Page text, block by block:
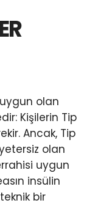
olan
Kişilerin Tip
Ancak, Tip
olan
uygun
insülin
bir